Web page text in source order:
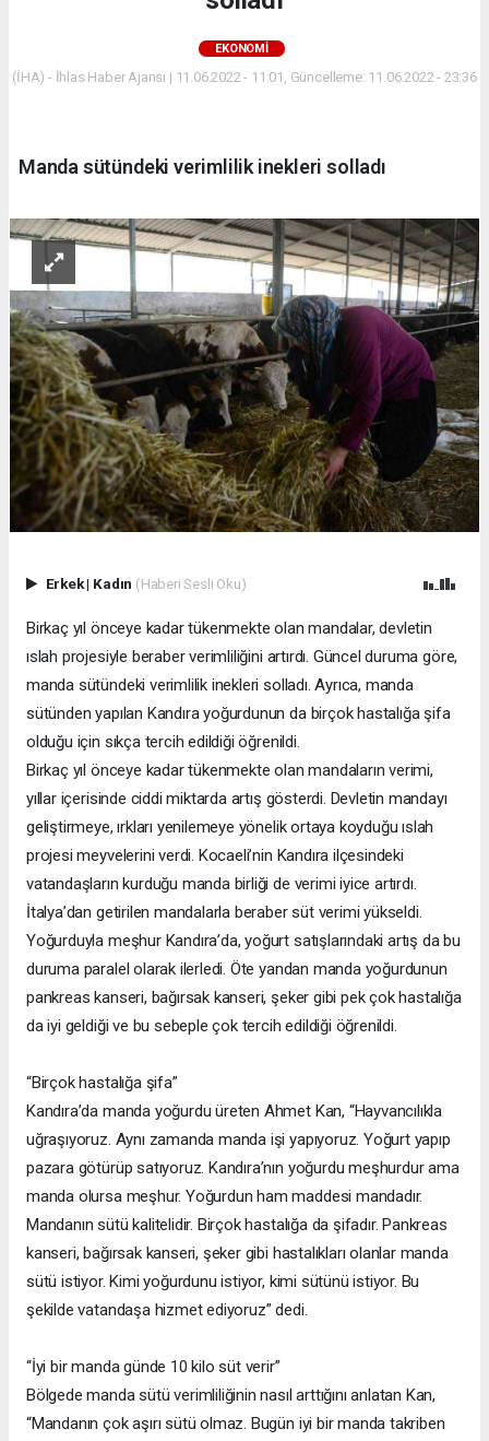
EKONOMİ
(İHA) - İhlas Haber Ajansı | 11.06.2022 - 11:01, Güncelleme: 11.06.2022 - 23:36
Manda sütündeki verimlilik inekleri solladı
Erkek| Kadın (Haberi Sesli Oku)
Birkaç yıl önceye kadar tükenmekte olan mandalar, devletin
ıslah projesiyle beraber verimliliğini artırdı. Güncel duruma göre,
manda sütündeki verimlilik inekleri solladı. Ayrıca, manda
sütünden yapılan Kandıra yoğurdunun da birçok hastalığa şifa
olduğu için sıkça tercih edildiği öğrenildi.
Birkaç yıl önceye kadar tükenmekte olan mandaların verimi,
yıllar içerisinde ciddi miktarda artış gösterdi. Devletin mandayı
geliştirmeye, ırkları yenilemeye yönelik ortaya koyduğu ıslah
projesi meyvelerini verdi. Kocaeli’nin Kandıra ilçesindeki
vatandaşların kurduğu manda birliği de verimi iyice artırdı.
İtalya’dan getirilen mandalarla beraber süt verimi yükseldi.
Yoğurduyla meşhur Kandıra’da, yoğurt satışlarındaki artış da bu
duruma paralel olarak ilerledi. Öte yandan manda yoğurdunun
pankreas kanseri, bağırsak kanseri, şeker gibi pek çok hastalığa
da iyi geldiği ve bu sebeple çok tercih edildiği öğrenildi.
“Birçok hastalığa şifa”
Kandıra’da manda yoğurdu üreten Ahmet Kan, “Hayvancılıkla
uğraşıyoruz. Aynı zamanda manda işi yapıyoruz. Yoğurt yapıp
pazara götürüp satıyoruz. Kandıra’nın yoğurdu meşhurdur ama
manda olursa meşhur. Yoğurdun ham maddesi mandadır.
Mandanın sütü kalitelidir. Birçok hastalığa da şifadır. Pankreas
kanseri, bağırsak kanseri, şeker gibi hastalıkları olanlar manda
sütü istiyor. Kimi yoğurdunu istiyor, kimi sütünü istiyor. Bu
şekilde vatandaşa hizmet ediyoruz” dedi.
“İyi bir manda günde 10 kilo süt verir”
Bölgede manda sütü verimliliğinin nasıl arttığını anlatan Kan,
“Mandanın çok aşırı sütü olmaz. Bugün iyi bir manda takriben